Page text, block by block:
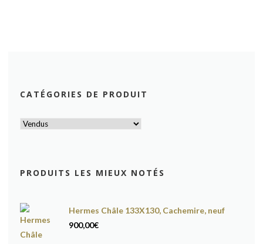
CATÉGORIES DE PRODUIT
PRODUITS LES MIEUX NOTÉS
Hermes Châle 133X130, Cachemire, neuf
900,00€